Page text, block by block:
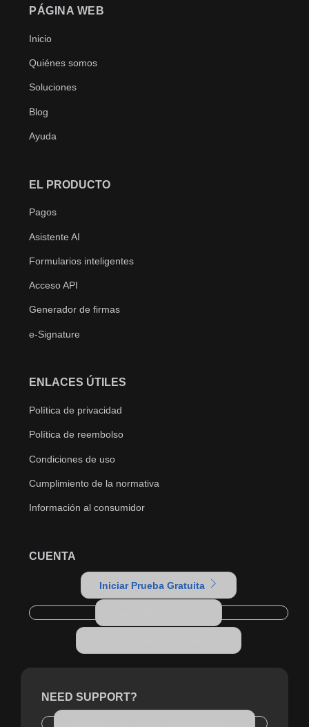
PÁGINA WEB
Inicio
Quiénes somos
Soluciones
Blog
Ayuda
EL PRODUCTO
Pagos
Asistente AI
Formularios inteligentes
Acceso API
Generador de firmas
e-Signature
ENLACES ÚTILES
Política de privacidad
Política de reembolso
Condiciones de uso
Cumplimiento de la normativa
Información al consumidor
CUENTA
Iniciar Prueba Gratuita
NEED SUPPORT?